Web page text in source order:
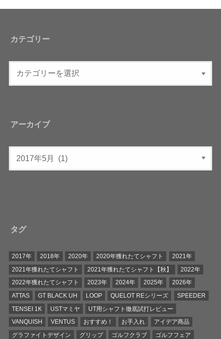
カテゴリー
アーカイブ
タグ
2017年 2018年 2020年 2020年獲れたてシャフト
2021年
2021年獲れたてシャフト
2021年獲れたてシャフト【秋】
2022年
2022年獲れたてシャフト
2023年 2024年 2025年
2026年
ATTAS
GT BLACK UH LOOP QUELOT REシリーズ
SPEEDER
TENSEI 1K
USTマミヤ
UT用シャフト徹底試打レビュー
VANQUISH
VENTUS おすすめ！ お手入れ
アイデア商品
グラファイトデザイン
グリップ ゴルフクラブ
ゴルフフェア